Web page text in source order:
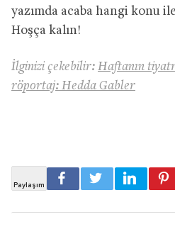
yazımda acaba hangi konu
Hoşça kalın!
İlginizi çekebilir: Haftanın
röportaj: Hedda Gabler